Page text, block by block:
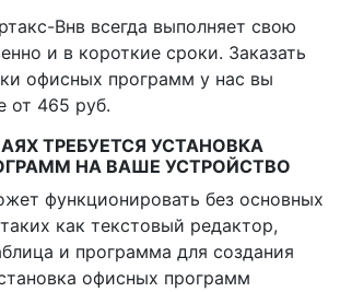
Внв всегда выполняет свою
и в короткие сроки. Заказать
офисных программ у нас вы
от 465 руб.
ТРЕБУЕТСЯ УСТАНОВКА
НА ВАШЕ УСТРОЙСТВО
функционировать без основных
как текстовый редактор,
и программа для создания
офисных программ